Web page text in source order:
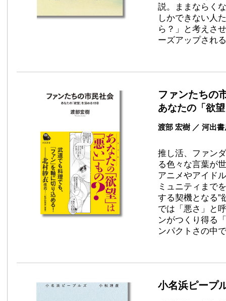
説。ままならく
しかできない人
ら？」と考えさ
ーズアップされ
ファンたちの
あなたの「欲
渡部 宏樹 ／ 河出
推し活、ファン
る色々な言葉が
アニメやアイド
ミュニティまで
する契機となる”
では「悪さ」と
ンがつくり得る
ンパクトさの中
小名浜ピープ